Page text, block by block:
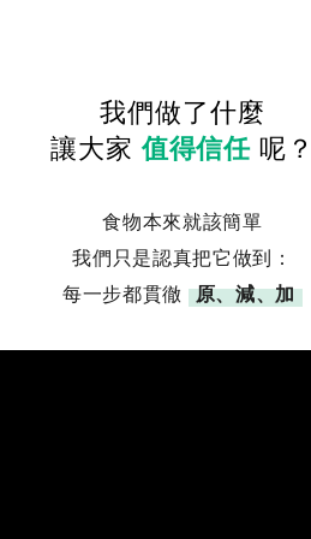
我們做了什麼
讓大家值得信任 呢？
食物本來就該簡單
我們只是認真把它做到：
每一步都貫徹 原、減、加